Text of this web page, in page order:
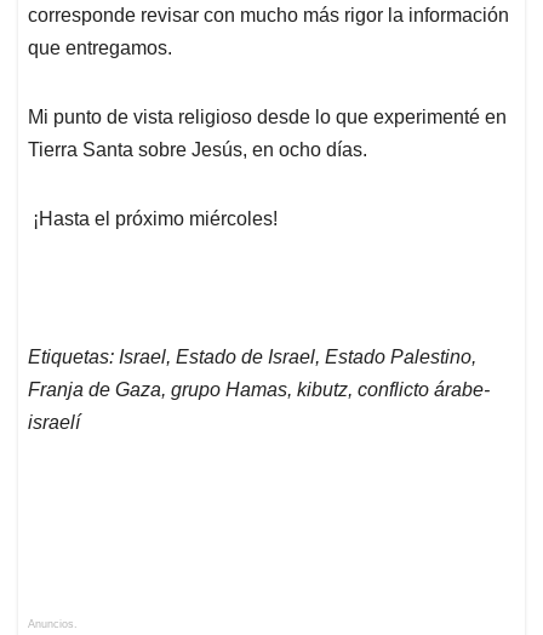
corresponde revisar con mucho más rigor la información
que entregamos.
Mi punto de vista religioso desde lo que experimenté en
Tierra Santa sobre Jesús, en ocho días.
¡Hasta el próximo miércoles!
Etiquetas: Israel, Estado de Israel, Estado Palestino,
Franja de Gaza, grupo Hamas, kibutz, conflicto árabe-
israelí
Anuncios.